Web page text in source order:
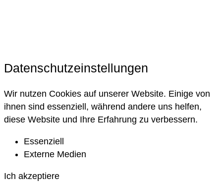
Datenschutzeinstellungen
Wir nutzen Cookies auf unserer Website. Einige von
ihnen sind essenziell, während andere uns helfen,
diese Website und Ihre Erfahrung zu verbessern.
Essenziell
Externe Medien
Ich akzeptiere